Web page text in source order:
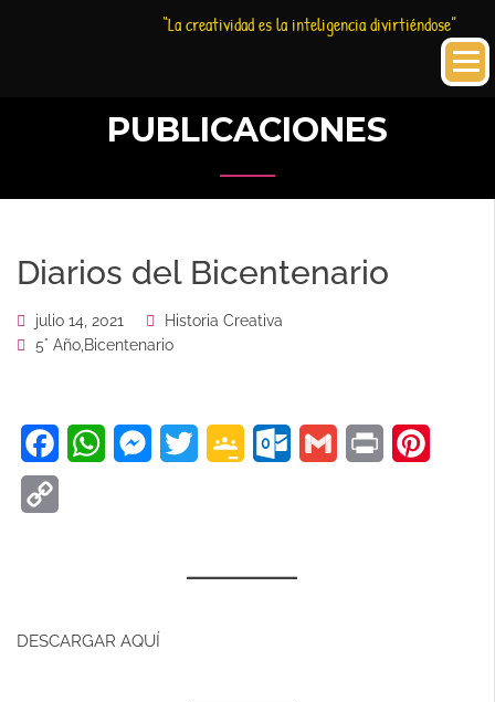
“La creatividad es la inteligencia divirtiéndose”
PUBLICACIONES
Diarios del Bicentenario
julio 14, 2021
Historia Creativa
5° Año Bicentenario
FacebookWhatsAppMessenger
Twitter Google Outlook.com
Gmail Print
DESCARGAR AQUÍ